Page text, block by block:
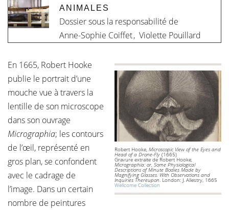
ANIMALES
Dossier sous la responsabilité de
Anne-Sophie Coiffet, Violette Pouillard
Robert Hooke, Microscopic View of the Eyes and
Head of a Drone-Fly (1665)
Gravure extraite de Robert Hooke,
Micrographia: or, Some Physiological
Descriptions of Minute Bodies Made by
Magnifying Glasses. With Observations and
Inquiries Thereupon. London: J. Allestry, 1665
Wellcome Collection
En 1665, Robert Hooke
publie le portrait d’une
mouche vue à travers la
lentille de son microscope
dans son ouvrage
Micrographia; les contours
de l’œil, représenté en
gros plan, se confondent
avec le cadrage de
l’image. Dans un certain
nombre de peintures